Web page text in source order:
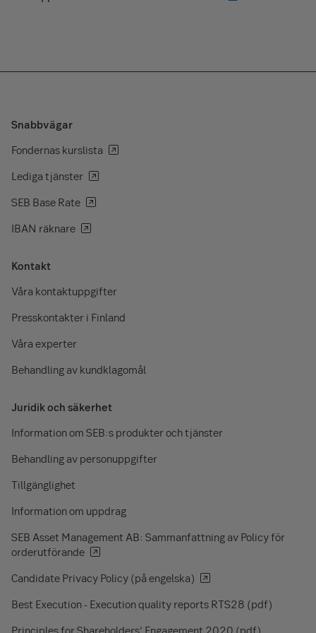
Snabbvägar
Fondernas kurslista
Lediga tjänster
SEB Base Rate
IBAN räknare
Kontakt
Våra kontaktuppgifter
Presskontakter i Finland
Våra experter
Behandling av kundklagomål
Juridik och säkerhet
Information om SEB:s produkter och tjänster
Behandling av personuppgifter
Tillgänglighet
Information om uppdrag
SEB Asset Management AB: Sammanfattning av Policy för
orderutförande
Candidate Privacy Policy (på engelska)
Best Execution - Execution quality reports RTS28 (pdf)
Principles for Shareholders’ Engagement 2020 (pdf)